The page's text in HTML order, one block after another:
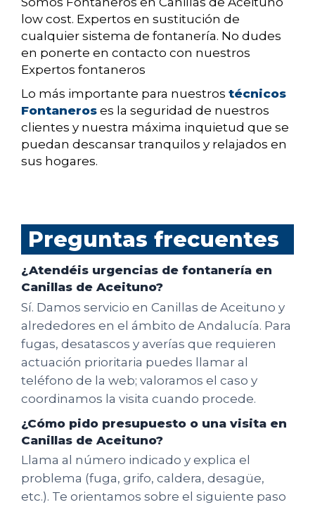
low cost. Expertos en sustitución de
cualquier sistema de fontanería. No dudes
en ponerte en contacto con nuestros
Expertos fontaneros
Lo más importante para nuestros técnicos
Fontaneros es la seguridad de nuestros
clientes y nuestra máxima inquietud que se
puedan descansar tranquilos y relajados en
sus hogares.
Preguntas frecuentes
¿Atendéis urgencias de fontanería en
Canillas de Aceituno?
Sí. Damos servicio en Canillas de Aceituno y
alrededores en el ámbito de Andalucía. Para
fugas, desatascos y averías que requieren
actuación prioritaria puedes llamar al
teléfono de la web; valoramos el caso y
coordinamos la visita cuando procede.
¿Cómo pido presupuesto o una visita en
Canillas de Aceituno?
Llama al número indicado y explica el
problema (fuga, grifo, caldera, desagüe,
etc.). Te orientamos sobre el siguiente paso